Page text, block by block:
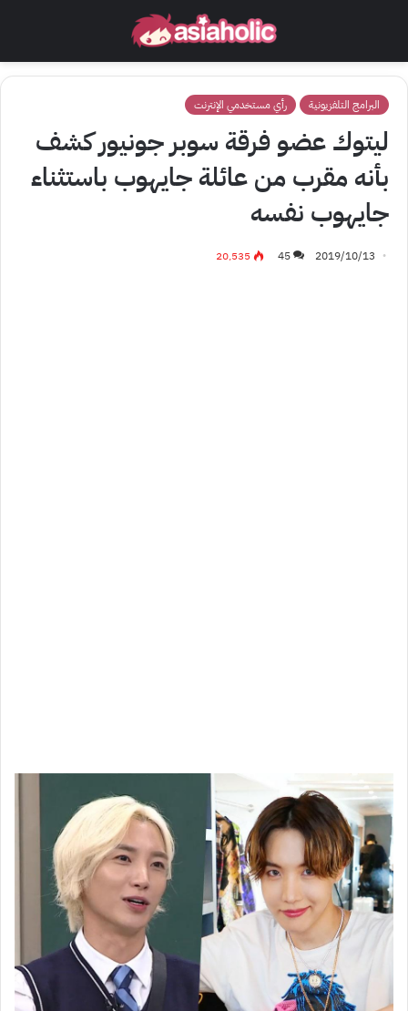
البرامج التلفزيونية رأي مستخدمي الإنترنت
ليتوك عضو فرقة سوبر جونيور كشف
بأنه مقرب من عائلة جايهوب باستثناء
جايهوب نفسه
2019/10/13
45 20٬535